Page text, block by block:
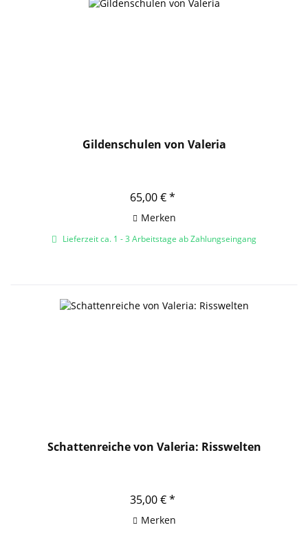
Gildenschulen von Valeria
65,00 € *
Merken
Lieferzeit ca. 1 - 3 Arbeitstage ab Zahlungseingang
Schattenreiche von Valeria: Risswelten
35,00 € *
Merken